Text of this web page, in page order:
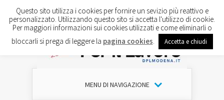
MENU DI NAVIGAZIONE
Questo sito utilizza i cookies per fornire un sevizio più reattivo e
personalizzato. Utilizzando questo sito si accetta l'utilizzo di cookie.
Per maggiori informazioni sui cookies utilizzati e come eliminarli o
bloccarli si prega di leggere la pagina cookies Accetta e chiudi